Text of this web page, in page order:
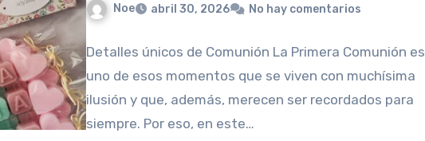
Noe abril 30, 2026 No hay comentarios
Detalles únicos de Comunión La Primera Comunión es
uno de esos momentos que se viven con muchísima
ilusión y que, además, merecen ser recordados para
siempre. Por eso, en este…